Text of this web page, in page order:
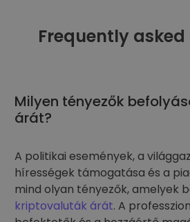
Frequently
Milyen tényezők
árát?
A politikai események, a
hírességek támogatása és a
mind olyan tényezők, amelyek
kriptovaluták árát. A